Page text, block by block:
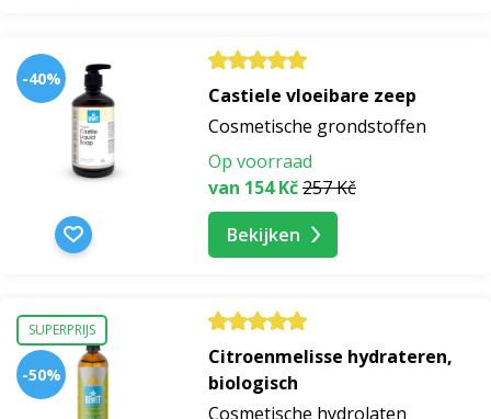
oliën voor droge huid
anti-rimpel oliën
olie voor acne
maskers breien
zwarte houtskool breimaskers
-40%
Castiele vloeibare zeep
Cosmetische grondstoffen
Op voorraad
van 154 Kč257 Kč
Bekijken
SUPERPRIJS
-50%
Citroenmelisse hydrateren,
biologisch
Cosmetische hydrolaten